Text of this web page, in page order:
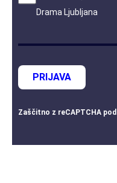
Drama Ljubljana
PRIJAVA
Zaščitno z reCAPTCHA pod